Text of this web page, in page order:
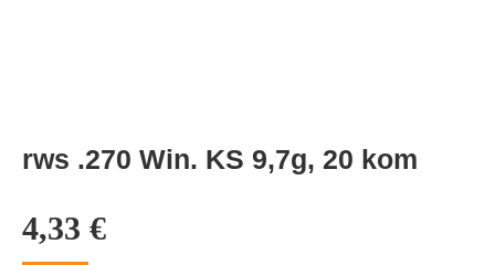
rws .270 Win. KS 9,7g, 20 kom
4,33 €